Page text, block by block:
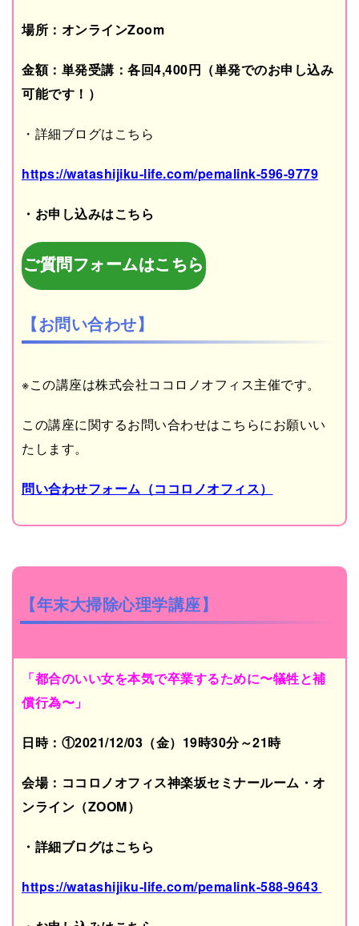
場所：オンラインZoom
金額：単発受講：各回4,400円（単発でのお申し込み
可能です！）
・詳細ブログはこちら
https://watashijiku-life.com/pemalink-596-9779
・お申し込みはこちら
ご質問フォームはこちら
【お問い合わせ】
※この講座は株式会社ココロノオフィス主催です。
この講座に関するお問い合わせはこちらにお願いい
たします。
問い合わせフォーム（ココロノオフィス）
【年末大掃除心理学講座】
「都合のいい女を本気で卒業するために〜犠牲と補
償行為〜」
日時：①2021/12/03（金）19時30分～21時
会場：ココロノオフィス神楽坂セミナールーム・オ
ンライン（ZOOM）
・詳細ブログはこちら
https://watashijiku-life.com/pemalink-588-9643